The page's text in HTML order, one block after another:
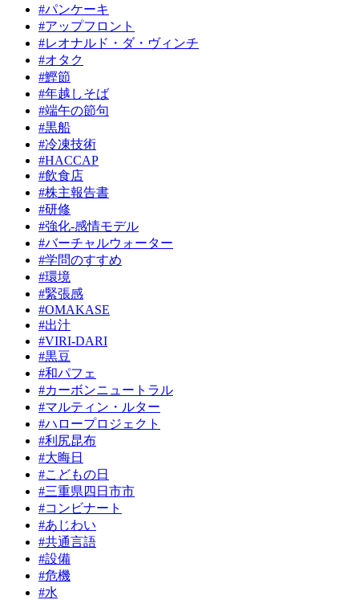
#パンケーキ
#アップフロント
#レオナルド・ダ・ヴィンチ
#オタク
#鰹節
#年越しそば
#端午の節句
#黒船
#冷凍技術
#HACCAP
#飲食店
#株主報告書
#研修
#強化-感情モデル
#バーチャルウォーター
#学問のすすめ
#環境
#緊張感
#OMAKASE
#出汁
#VIRI-DARI
#黒豆
#和パフェ
#カーボンニュートラル
#マルティン・ルター
#ハロープロジェクト
#利尻昆布
#大晦日
#こどもの日
#三重県四日市市
#コンビナート
#あじわい
#共通言語
#設備
#危機
#水